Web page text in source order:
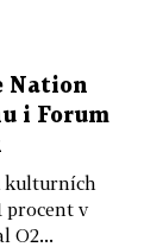
Nation
i Forum
kulturních
procent v
O2...